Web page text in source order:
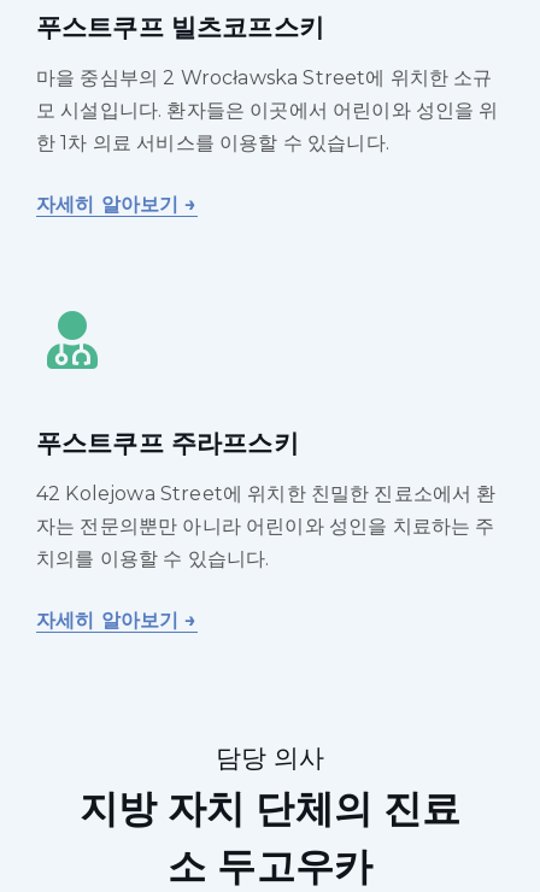
푸스트쿠프 빌츠코프스키
마을 중심부의 2 Wrocławska Street에 위치한 소규
모 시설입니다. 환자들은 이곳에서 어린이와 성인을 위
한 1차 의료 서비스를 이용할 수 있습니다.
자세히 알아보기 →
푸스트쿠프 주라프스키
42 Kolejowa Street에 위치한 친밀한 진료소에서 환
자는 전문의뿐만 아니라 어린이와 성인을 치료하는 주
치의를 이용할 수 있습니다.
자세히 알아보기 →
담당 의사
지방 자치 단체의 진료
소 두고우카